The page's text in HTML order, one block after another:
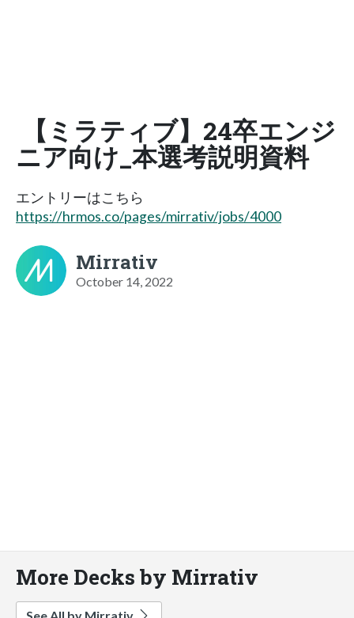
【ミラティブ】24卒エンジ
ニア向け_本選考説明資料
エントリーはこちら
https://hrmos.co/pages/mirrativ/jobs/4000
Mirrativ
October 14, 2022
More Decks by Mirrativ